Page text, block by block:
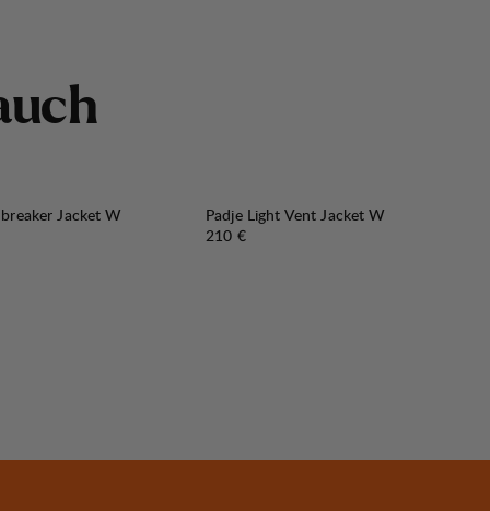
uch
Jacket W
Padje Light Vent Jacket W
Preis:
210 €